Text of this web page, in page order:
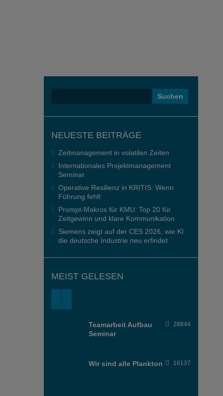
NEUESTE BEITRÄGE
Zeitmanagement in volatilen Zeiten
Internationales Projektmanagement
Seminar
Operative Resilienz in KRITIS: Wenn
Führung fehlt
Prompt-Makros für KMU: Top 20 für
Zeitgewinn und klare Kommunikation
Siemens zeigt auf der CES 2026, wie KI
die deutsche Industrie neu erfindet
MEIST GELESEN
Teamarbeit Aufbau
Seminar
28844
Wir sind alle Plankton 16137